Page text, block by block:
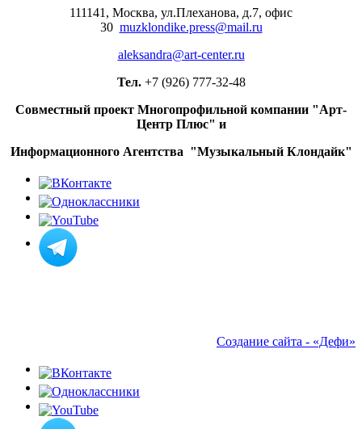
«Пилигрима»
Даша Чаруша: "В кино нельзя
отчаиваться, ты должен постоянно
Джон Туртурро пытается вернуть
награбленное в «Единственном
карманнике в Нью-Йорке»
кого канселили до эпохи отмены»
Сегодня 75 лет Станиславу
Садальскому
Умер музыкант и продюсер
альбомов Мадонны и Blur Уильям
Орбит
фильмов покажут на фестивале
«Короче»
Пелагея отказалась «пропихивать»
111141, Москва, ул.Плеханова, д.7, офис
30 muzklondike.press@mail.ru
aleksandra@art-center.ru
Тел. +7 (926) 777-32-48
Совместный проект Многопрофильной компании "Арт-
Центр Плюс" и
Информационного Агентства "Музыкальный Клондайк"
Создание сайта - «Дефи»